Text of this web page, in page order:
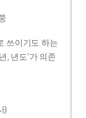
쓰이기도 하는
, 년도’가 의존
)